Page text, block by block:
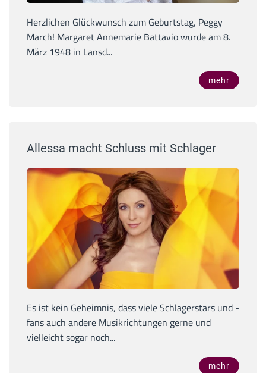
Herzlichen Glückwunsch zum Geburtstag, Peggy
March! Margaret Annemarie Battavio wurde am 8.
März 1948 in Lansd...
mehr
Allessa macht Schluss mit Schlager
Es ist kein Geheimnis, dass viele Schlagerstars und -
fans auch andere Musikrichtungen gerne und
vielleicht sogar noch...
mehr